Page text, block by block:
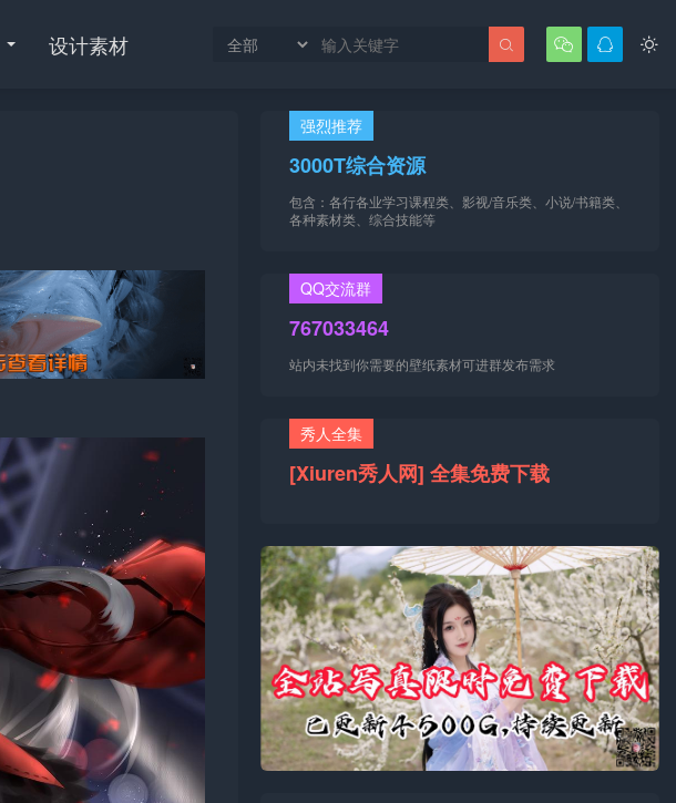
设计素材 
 

强烈推荐
3000T综合资源
包含：各行各业学习课程类、影视/音乐类、小说/书籍类、
各种素材类、综合技能等
QQ交流群
767033464
站内未找到你需要的壁纸素材可进群发布需求
秀人全集
[Xiuren秀人网] 全集免费下载